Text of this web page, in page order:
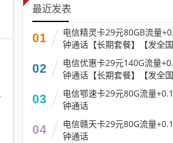
最近发表
01
电信精灵卡29元80GB流量
钟通话【长期套餐】【发全国
02
电信优惠卡29元140G流量
钟通话【长期套餐】【发全国
03
电信鄂速卡29元80G流量
钟通话
04
电信赣天卡29元80G流量
钟通话